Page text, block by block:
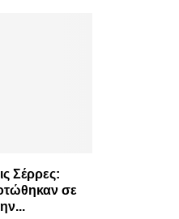
Σέρρες:
σε